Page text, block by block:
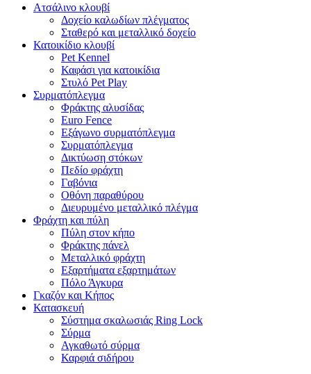
Ατσάλινο κλουβί
Δοχείο καλωδίων πλέγματος
Σταθερό και μεταλλικό δοχείο
Κατοικίδιο κλουβί
Pet Kennel
Καφάσι για κατοικίδια
Στυλό Pet Play
Συρματόπλεγμα
Φράκτης αλυσίδας
Euro Fence
Εξάγωνο συρματόπλεγμα
Συρματόπλεγμα
Δικτύωση στόκων
Πεδίο φράχτη
Γαβόνια
Οθόνη παραθύρου
Διευρυμένο μεταλλικό πλέγμα
Φράχτη και πύλη
Πύλη στον κήπο
Φράκτης πάνελ
Μεταλλικό φράχτη
Εξαρτήματα εξαρτημάτων
Πόλο Άγκυρα
Γκαζόν και Κήπος
Κατασκευή
Σύστημα σκαλωσιάς Ring Lock
Σύρμα
Αγκαθωτό σύρμα
Καρφιά σιδήρου